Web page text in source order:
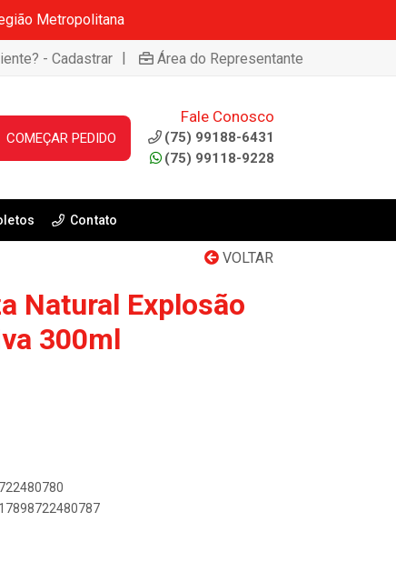
Metropolitana
- Cadastrar | Área do Representante
COMEÇAR PEDIDO
Fale Conosco
(75) 99188-6431
(75) 99118-9228
Contato
VOLTAR
Natural Explosão
300ml